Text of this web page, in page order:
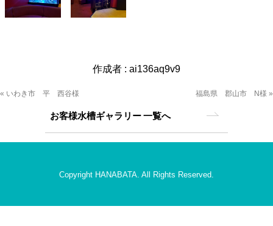
作成者 : ai136aq9v9
« いわき市 平 西谷様 福島県 郡山市 N様 »
お客様水槽ギャラリー 一覧へ
Copyright HANABATA. All Rights Reserved.